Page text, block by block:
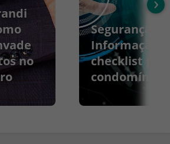
no
Segurança da
Informação:
checklist
condomínios